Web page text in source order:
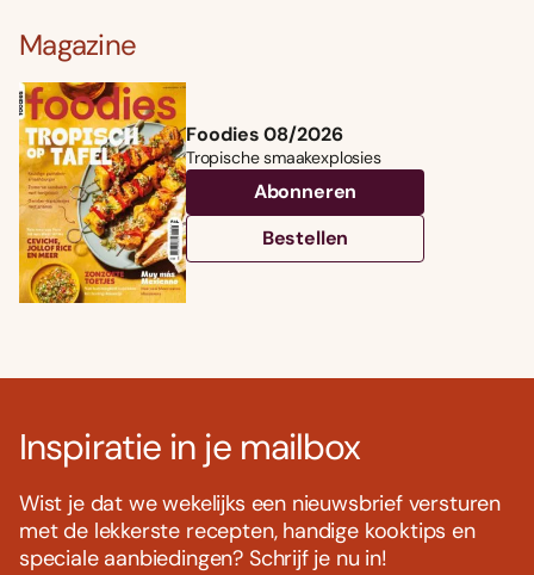
Magazine
Foodies 08/2026
Tropische smaakexplosies
Abonneren
Bestellen
Inspiratie in je mailbox
Wist je dat we wekelijks een nieuwsbrief versturen
met de lekkerste recepten, handige kooktips en
speciale aanbiedingen? Schrijf je nu in!